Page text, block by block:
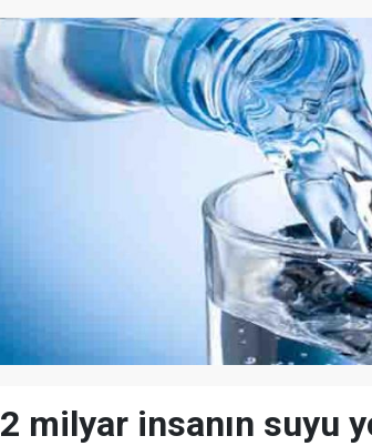
2 milyar insanın suyu